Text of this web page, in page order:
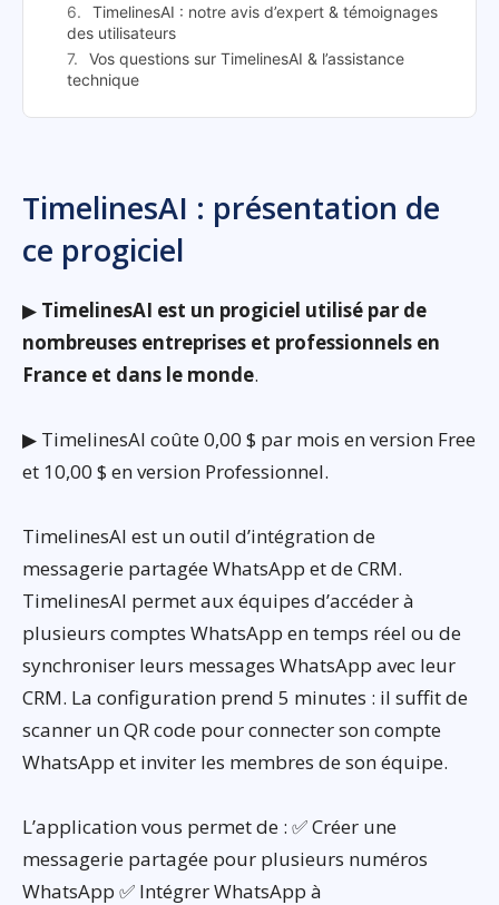
TimelinesAI : notre avis d’expert & témoignages
des utilisateurs
Vos questions sur TimelinesAI & l’assistance
technique
TimelinesAI : présentation de
ce progiciel
▶ TimelinesAI est un progiciel utilisé par de
nombreuses entreprises et professionnels en
France et dans le monde.
▶ TimelinesAI coûte 0,00 $ par mois en version Free
et 10,00 $ en version Professionnel.
TimelinesAI est un outil d’intégration de
messagerie partagée WhatsApp et de CRM.
TimelinesAI permet aux équipes d’accéder à
plusieurs comptes WhatsApp en temps réel ou de
synchroniser leurs messages WhatsApp avec leur
CRM. La configuration prend 5 minutes : il suffit de
scanner un QR code pour connecter son compte
WhatsApp et inviter les membres de son équipe.
L’application vous permet de : ✅ Créer une
messagerie partagée pour plusieurs numéros
WhatsApp ✅ Intégrer WhatsApp à